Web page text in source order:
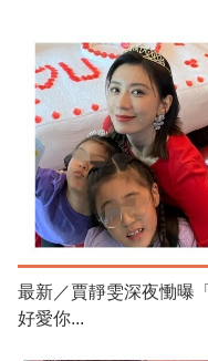
最新／賈靜雯深夜慟曝
好愛你...